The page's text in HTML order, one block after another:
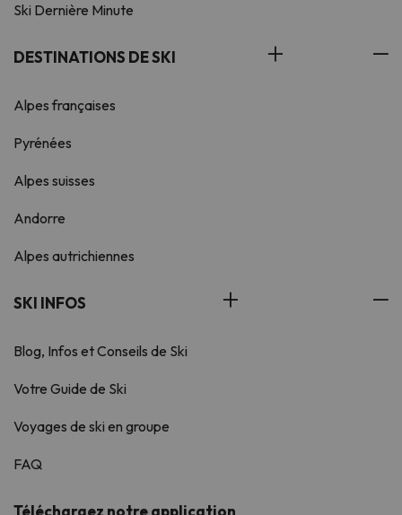
Ski Dernière Minute
DESTINATIONS DE SKI
Alpes françaises
Pyrénées
Alpes suisses
Andorre
Alpes autrichiennes
SKI INFOS
Blog, Infos et Conseils de Ski
Votre Guide de Ski
Voyages de ski en groupe
FAQ